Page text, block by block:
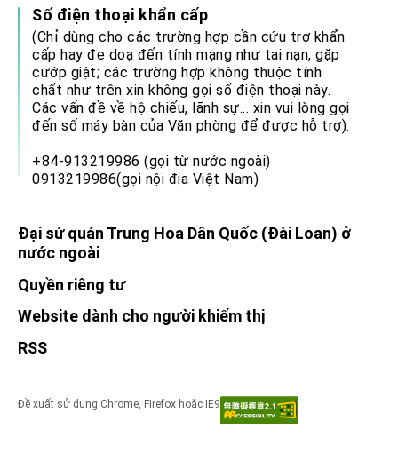
Số điện thoại khẩn cấp
(Chỉ dùng cho các trường hợp cần cứu trợ khẩn
cấp hay đe doạ đến tính mạng như tai nạn, gặp
cướp giật; các trường hợp không thuộc tính
chất như trên xin không gọi số điện thoại này.
Các vấn đề về hộ chiếu, lãnh sự... xin vui lòng gọi
đến số máy bàn của Văn phòng để được hỗ trợ).
+84-913219986 (gọi từ nước ngoài)
0913219986(gọi nội địa Việt Nam)
Đại sứ quán Trung Hoa Dân Quốc (Đài Loan) ở
nước ngoài
Quyền riêng tư
Website dành cho người khiếm thị
RSS
Đề xuất sử dụng Chrome, Firefox hoặc IE9